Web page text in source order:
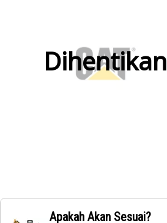
Dihentikan
Apakah Akan Sesuai?